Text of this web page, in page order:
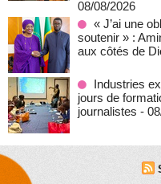
08/08/2026
« J’ai une
soutenir » :
aux côtés de
Industries
jours de
journalistes -